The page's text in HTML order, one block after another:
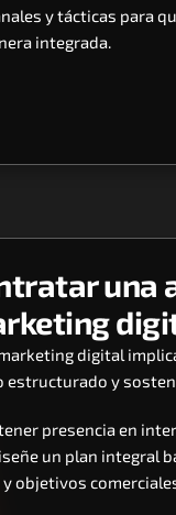
y tácticas para
integrada.
una
digital
estructurado y
presencia en
un plan integral
y objetivos